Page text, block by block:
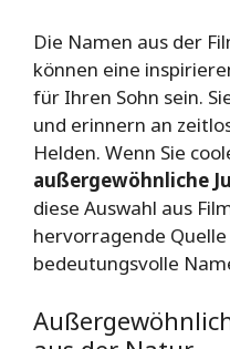
Die Namen aus der
können eine
für Ihren Sohn sein.
und erinnern an
Helden. Wenn Sie
außergewöhnliche
diese Auswahl aus
hervorragende
bedeutungsvolle